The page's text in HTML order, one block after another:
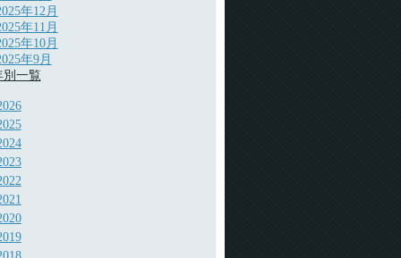
年12月
年11月
年10月
年9月
一覧